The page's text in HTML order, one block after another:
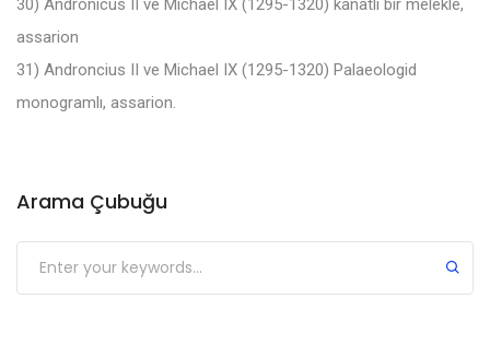
assarion
31) Androncius II ve Michael IX (1295-1320) Palaeologid
monogramlı, assarion.
Arama Çubuğu